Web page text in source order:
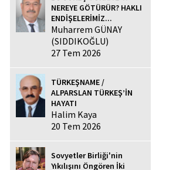
NEREYE GÖTÜRÜR? HAKLI
ENDİŞELERİMİZ...
Muharrem GÜNAY
(SIDDIKOĞLU)
27 Tem 2026
TÜRKEŞNAME /
ALPARSLAN TÜRKEŞ’İN
HAYATI
Halim Kaya
20 Tem 2026
Sovyetler Birliği'nin
Yıkılışını Öngören İki